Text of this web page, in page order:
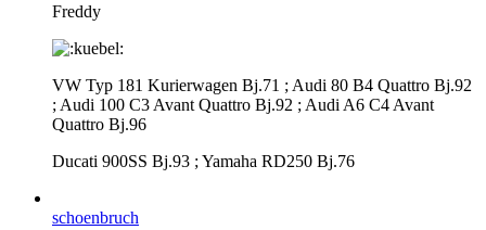
Freddy
VW Typ 181 Kurierwagen Bj.71 ; Audi 80 B4 Quattro Bj.92
; Audi 100 C3 Avant Quattro Bj.92 ; Audi A6 C4 Avant
Quattro Bj.96
Ducati 900SS Bj.93 ; Yamaha RD250 Bj.76
schoenbruch